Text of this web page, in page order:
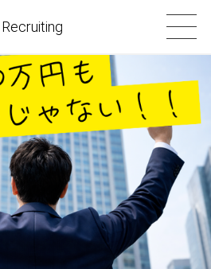
Recruiting